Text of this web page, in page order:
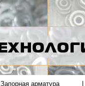
Запорная арматура